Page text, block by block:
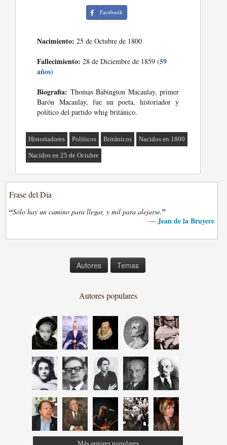
Facebook
Nacimiento: 25 de Octubre de 1800
Fallecimiento: 28 de Diciembre de 1859(59
años)
Biografia: Thomas Babington Macaulay, primer
Barón Macaulay, fue un poeta, historiador y
político del partido whig británico.
Historiadores Políticos Británicos Nacidos en 1800
Nacidos en 25 de Octubre
Frase del Día
“Sólo hay un camino para llegar, y mil para alejarse.”
— Jean de la Bruyere
Autores Temas
Autores populares
Más autores populares